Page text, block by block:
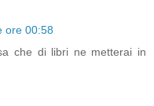
ore 00:58
che di libri ne metterai in